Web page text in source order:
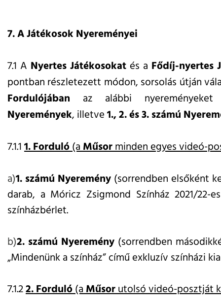
7. A Játékosok Nyereményei
7.1 A Nyertes Játékosokat és a Fődíj-nyertes
pontban részletezett módon, sorsolás útján
Fordulójában az alábbi
Nyeremények, illetve1., 2. és 3. számú
7.1.11. Forduló(aMűsorminden egyes videó-
a)1. számú Nyeremény (sorrendben elsőként
darab, a Móricz Zsigmond Színház 2021/22-
színházbérlet.
b)2. számú Nyeremény (sorrendben
„Mindenünk a színház” című exkluzív színházi
7.1.22. Forduló(aMűsorutolsó videó-posztját